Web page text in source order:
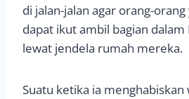
di jalan-jalan agar orang-
dapat ikut ambil bagian dalam
lewat jendela rumah mereka.
Suatu ketika ia